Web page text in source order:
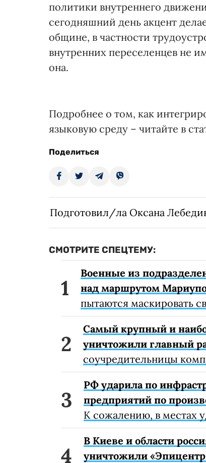
политики внутреннего
сегодняшний день акцент
общине, в частности
внутренних переселенцев не
она.
Подробнее о том, как
языковую среду – читайте в
Поделиться
Подготовил/ла Оксана
СМОТРИТЕ СПЕЦТЕМУ:
Военные из
над маршрутом
пытаются маскировать
Самый крупный и
уничтожили главный
соучредительницы
РФ ударила по
предприятий по
К сожалению, в местах
В Киеве и области
уничтожили